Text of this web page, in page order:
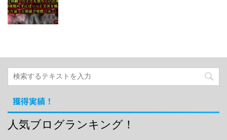
獲得実績！
人気ブログランキング！